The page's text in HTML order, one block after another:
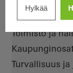
Toimisto ja
Turvallisuus ja
Hylkää